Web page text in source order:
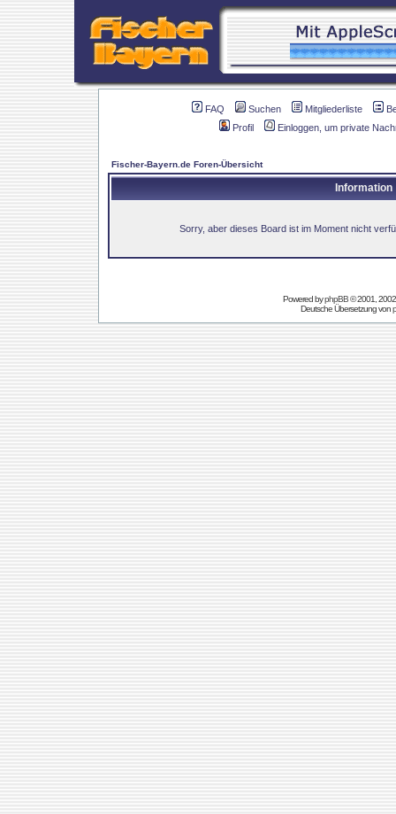
FAQ Suchen Mitgliederliste
Profil
Einloggen, um private
Fischer-Bayern.de Foren-Übersicht
Information
Sorry, aber dieses Board ist im Moment nicht
Powered byphpBB© 2001,
Deutsche Übersetzung von